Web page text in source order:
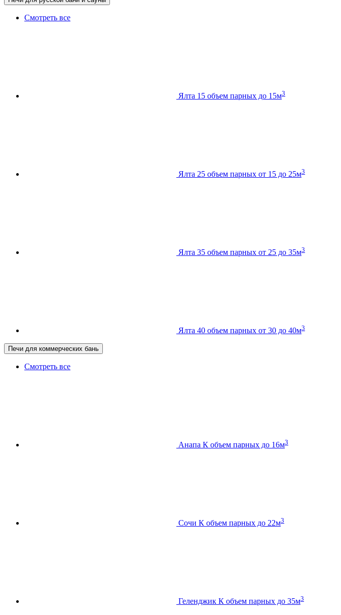
Смотреть все
Ялта 15 объем парных до 15м3
Ялта 25 объем парных от 15 до 25м3
Ялта 35 объем парных от 25 до 35м3
Ялта 40 объем парных от 30 до 40м3
Печи для коммерческих бань
Смотреть все
Анапа К объем парных до 16м3
Сочи К объем парных до 22м3
Геленджик К объем парных до 35м3